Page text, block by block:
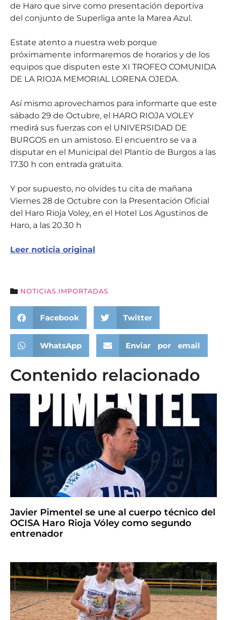
de Haro que sirve como presentación deportiva
del conjunto de Superliga ante la Marea Azul.
Estate atento a nuestra web porque
próximamente informaremos de horarios y de los
equipos que disputen este XI TROFEO COMUNIDA
DE LA RIOJA MEMORIAL LORENA OJEDA.
Así mismo aprovechamos para informarte que este
sábado 29 de Octubre, el HARO RIOJA VOLEY
medirá sus fuerzas con el UNIVERSIDAD DE
BURGOS en un amistoso. El encuentro se va a
disputar en el Municipal del Plantío de Burgos a las
17.30 h con entrada gratuita.
Y por supuesto, no olvides tu cita de mañana
Viernes 28 de Octubre con la Presentación Oficial
del Haro Rioja Voley, en el Hotel Los Agustinos de
Haro, a las 20.30 h
Leer noticia original
NOTICIAS IMPORTADAS
Facebook Twitter
WhatsApp Enviar por email
Contenido relacionado
Javier Pimentel se une al cuerpo técnico del
OCISA Haro Rioja Vóley como segundo
entrenador